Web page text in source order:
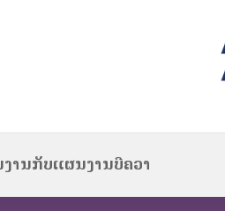
ານກັບແຜນງານບີຄວາ